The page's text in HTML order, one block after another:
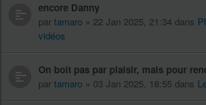
encore Danny
par tamaro » 22 Jan 2025, 21:34 dans
vidéos
On boit pas par plaisir, mais pour
par tamaro » 03 Jan 2025, 18:55 dans